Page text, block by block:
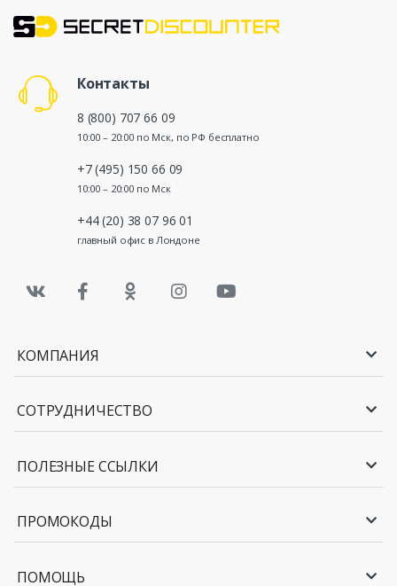
Контакты
8 (800) 707 66 09
10:00 – 20:00 по Мск, по РФ бесплатно
+7 (495) 150 66 09
10:00 – 20:00 по Мск
+44 (20) 38 07 96 01
главный офис в Лондоне
КОМПАНИЯ
СОТРУДНИЧЕСТВО
ПОЛЕЗНЫЕ ССЫЛКИ
ПРОМОКОДЫ
ПОМОЩЬ